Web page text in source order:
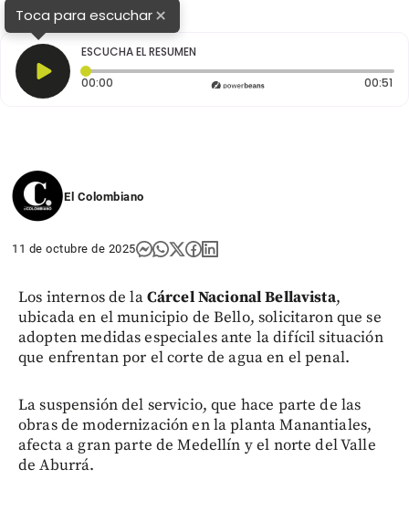
Toca para escuchar×
ESCUCHA EL RESUMEN
00:00 Tiempo transcurrido: 0 segundos 00:51
El Colombiano
11 de octubre de 2025
Los internos de laCárcel Nacional Bellavista,
ubicada en el municipio de Bello, solicitaron que se
adopten medidas especiales ante la difícil situación
que enfrentan por el corte de agua en el penal.
La suspensión del servicio, que hace parte de las
obras de modernización en la planta Manantiales,
afecta a gran parte de Medellín y el norte del Valle
de Aburrá.